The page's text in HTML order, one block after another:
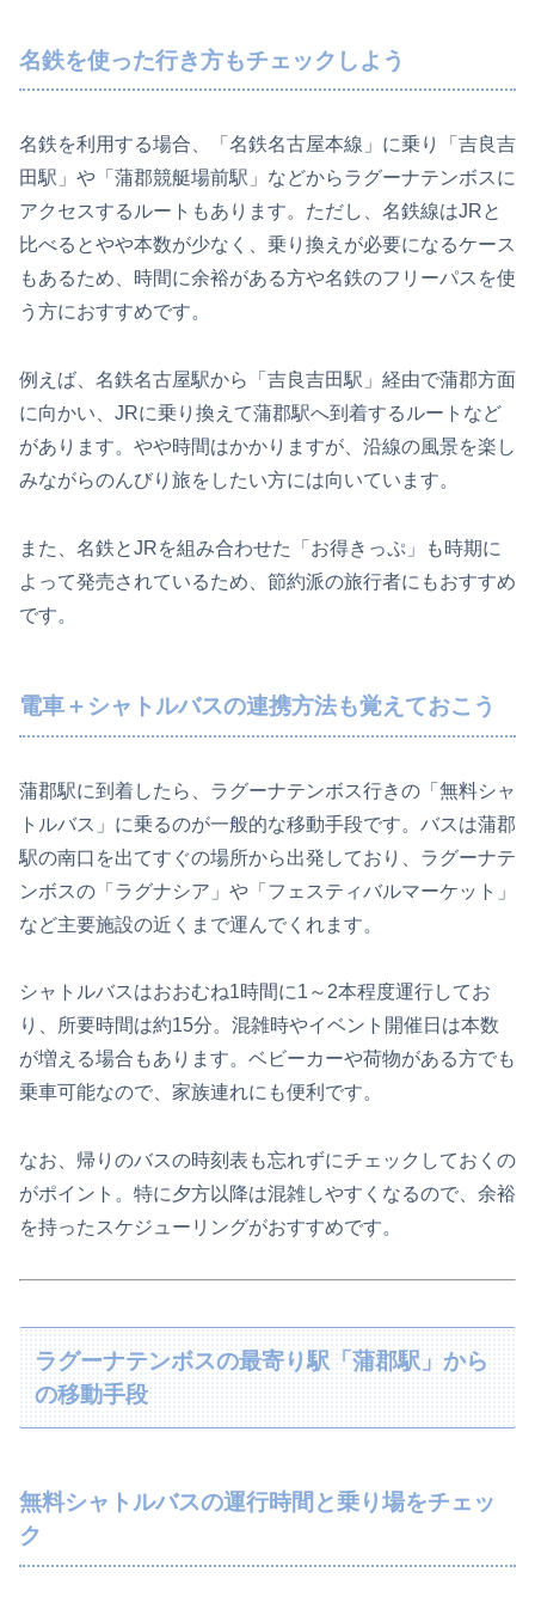
名鉄を使った行き方もチェックしよう
名鉄を利用する場合、「名鉄名古屋本線」に乗り「吉良吉
田駅」や「蒲郡競艇場前駅」などからラグーナテンボスに
アクセスするルートもあります。ただし、名鉄線はJRと
比べるとやや本数が少なく、乗り換えが必要になるケース
もあるため、時間に余裕がある方や名鉄のフリーパスを使
う方におすすめです。
例えば、名鉄名古屋駅から「吉良吉田駅」経由で蒲郡方面
に向かい、JRに乗り換えて蒲郡駅へ到着するルートなど
があります。やや時間はかかりますが、沿線の風景を楽し
みながらのんびり旅をしたい方には向いています。
また、名鉄とJRを組み合わせた「お得きっぷ」も時期に
よって発売されているため、節約派の旅行者にもおすすめ
です。
電車＋シャトルバスの連携方法も覚えておこう
蒲郡駅に到着したら、ラグーナテンボス行きの「無料シャ
トルバス」に乗るのが一般的な移動手段です。バスは蒲郡
駅の南口を出てすぐの場所から出発しており、ラグーナテ
ンボスの「ラグナシア」や「フェスティバルマーケット」
など主要施設の近くまで運んでくれます。
シャトルバスはおおむね1時間に1～2本程度運行してお
り、所要時間は約15分。混雑時やイベント開催日は本数
が増える場合もあります。ベビーカーや荷物がある方でも
乗車可能なので、家族連れにも便利です。
なお、帰りのバスの時刻表も忘れずにチェックしておくの
がポイント。特に夕方以降は混雑しやすくなるので、余裕
を持ったスケジューリングがおすすめです。
ラグーナテンボスの最寄り駅「蒲郡駅」から
の移動手段
無料シャトルバスの運行時間と乗り場をチェッ
ク